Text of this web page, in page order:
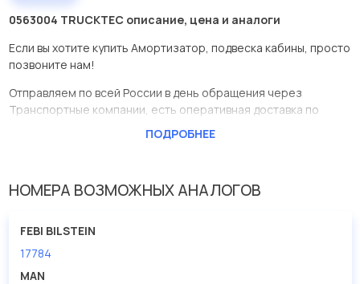
0563004 TRUCKTEC описание, цена и аналоги
Если вы хотите купить Амортизатор, подвеска кабины, просто
позвоните нам!
Отправляем по всей России в день обращения через
Транспортные компании, есть оперативная доставка по
У данной детали есть аналоги с номерами, убедитесь сами.
представлены в большом ассортименте.
Мы продаем сертифицированные колодки тормозные
дисковые с гарантией от производителя TRUCKTEC.
ПОДРОБНЕЕ
НОМЕРА ВОЗМОЖНЫХ АНАЛОГОВ
FEBI BILSTEIN
17784
MAN